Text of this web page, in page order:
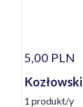
5,00 PLN
1 produkt/y